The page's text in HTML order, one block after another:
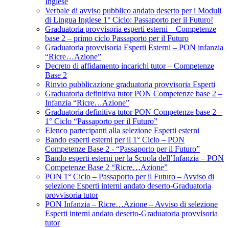
Verbale di avviso pubblico andato deserto per i Moduli
di Lingua Inglese 1° Ciclo: Passaporto per il Futuro!
Graduatoria provvisoria esperti esterni – Competenze
base 2 – primo ciclo Passaporto per il Futuro
Graduatoria provvisoria Esperti Esterni – PON infanzia
“Ricre…Azione”
Decreto di affidamento incarichi tutor – Competenze
Base 2
Rinvio pubblicazione graduatoria provvisoria Esperti
Graduatoria definitiva tutor PON Competenze base 2 –
Infanzia “Ricre…Azione”
Graduatoria definitiva tutor PON Competenze base 2 –
1° Ciclo “Passaporto per il Futuro”
Elenco partecipanti alla selezione Esperti esterni
Bando esperti esterni per il 1° Ciclo – PON
Competenze Base 2 - “Passaporto per il Futuro”
Bando esperti esterni per la Scuola dell’Infanzia – PON
Competenze Base 2 “Ricre…Azione”
PON 1° Ciclo – Passaporto per il Futuro – Avviso di
selezione Esperti interni andato deserto-Graduatoria
provvisoria tutor
PON Infanzia – Ricre…Azione – Avviso di selezione
Esperti interni andato deserto-Graduatoria provvisoria
tutor